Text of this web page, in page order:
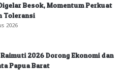
Besok, Momentum Perkuat
Toleransi
2026
2026 Dorong Ekonomi dan
Papua Barat